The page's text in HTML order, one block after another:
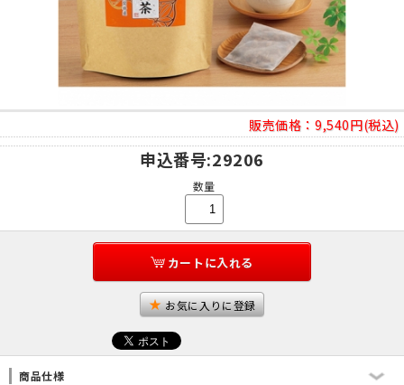
販売価格： 9,540円(税込)
申込番号:29206
数量
カートに入れる
お気に入りに登録
商品仕様